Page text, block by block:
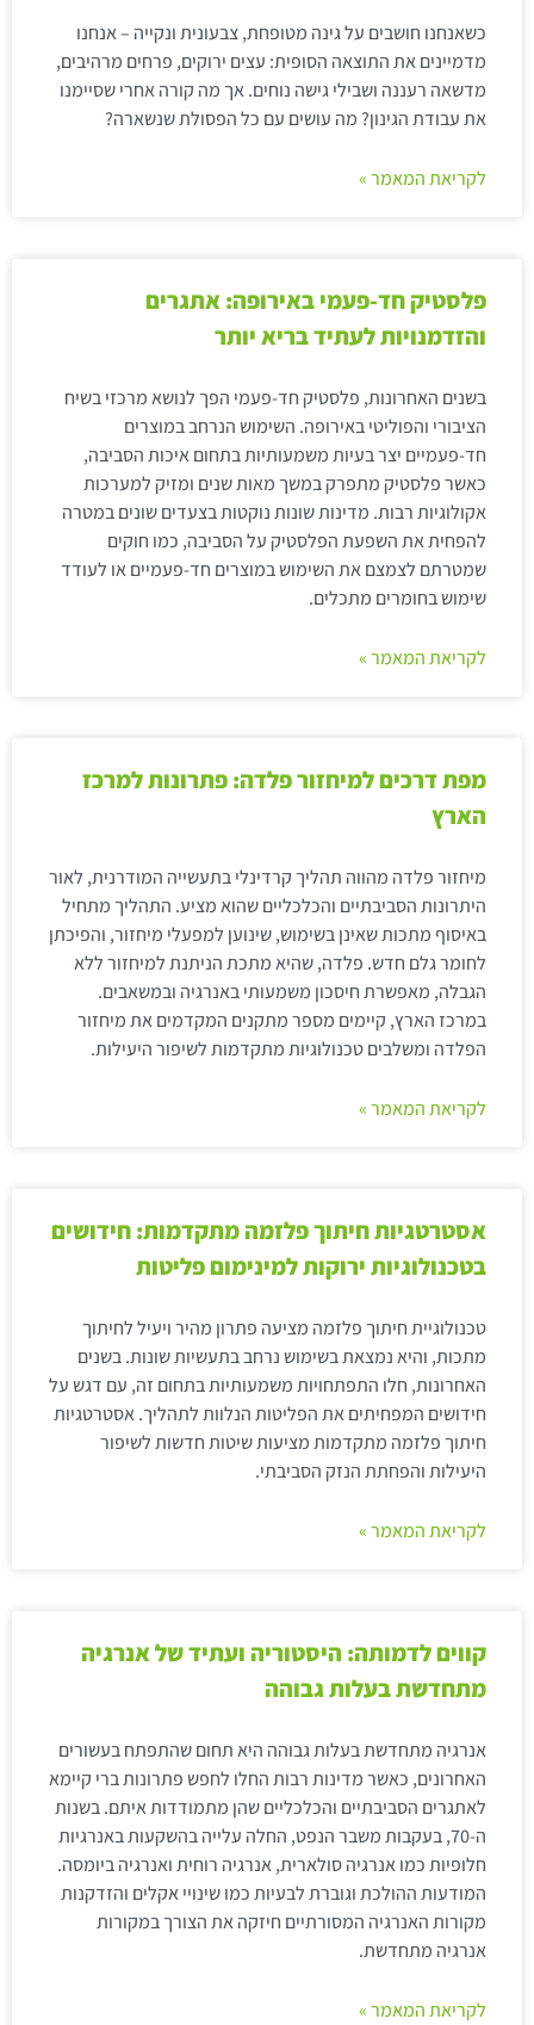
כשאנחנו חושבים על גינה מטופחת, צבעונית ונקייה – אנחנו
מדמיינים את התוצאה הסופית: עצים ירוקים, פרחים מרהיבים,
מדשאה רעננה ושבילי גישה נוחים. אך מה קורה אחרי שסיימנו
את עבודת הגינון? מה עושים עם כל הפסולת שנשארה?
לקריאת המאמר »
פלסטיק חד-פעמי באירופה: אתגרים
והזדמנויות לעתיד בריא יותר
בשנים האחרונות, פלסטיק חד-פעמי הפך לנושא מרכזי בשיח
הציבורי והפוליטי באירופה. השימוש הנרחב במוצרים
חד-פעמיים יצר בעיות משמעותיות בתחום איכות הסביבה,
כאשר פלסטיק מתפרק במשך מאות שנים ומזיק למערכות
אקולוגיות רבות. מדינות שונות נוקטות בצעדים שונים במטרה
להפחית את השפעת הפלסטיק על הסביבה, כמו חוקים
שמטרתם לצמצם את השימוש במוצרים חד-פעמיים או לעודד
שימוש בחומרים מתכלים.
לקריאת המאמר »
מפת דרכים למיחזור פלדה: פתרונות למרכז
הארץ
מיחזור פלדה מהווה תהליך קרדינלי בתעשייה המודרנית, לאור
היתרונות הסביבתיים והכלכליים שהוא מציע. התהליך מתחיל
באיסוף מתכות שאינן בשימוש, שינוען למפעלי מיחזור, והפיכתן
לחומר גלם חדש. פלדה, שהיא מתכת הניתנת למיחזור ללא
הגבלה, מאפשרת חיסכון משמעותי באנרגיה ובמשאבים.
במרכז הארץ, קיימים מספר מתקנים המקדמים את מיחזור
הפלדה ומשלבים טכנולוגיות מתקדמות לשיפור היעילות.
לקריאת המאמר »
אסטרטגיות חיתוך פלזמה מתקדמות: חידושים
בטכנולוגיות ירוקות למינימום פליטות
טכנולוגיית חיתוך פלזמה מציעה פתרון מהיר ויעיל לחיתוך
מתכות, והיא נמצאת בשימוש נרחב בתעשיות שונות. בשנים
האחרונות, חלו התפתחויות משמעותיות בתחום זה, עם דגש על
חידושים המפחיתים את הפליטות הנלוות לתהליך. אסטרטגיות
חיתוך פלזמה מתקדמות מציעות שיטות חדשות לשיפור
היעילות והפחתת הנזק הסביבתי.
לקריאת המאמר »
קווים לדמותה: היסטוריה ועתיד של אנרגיה
מתחדשת בעלות גבוהה
אנרגיה מתחדשת בעלות גבוהה היא תחום שהתפתח בעשורים
האחרונים, כאשר מדינות רבות החלו לחפש פתרונות ברי קיימא
לאתגרים הסביבתיים והכלכליים שהן מתמודדות איתם. בשנות
ה-70, בעקבות משבר הנפט, החלה עלייה בהשקעות באנרגיות
חלופיות כמו אנרגיה סולארית, אנרגיה רוחית ואנרגיה ביומסה.
המודעות ההולכת וגוברת לבעיות כמו שינויי אקלים והזדקנות
מקורות האנרגיה המסורתיים חיזקה את הצורך במקורות
אנרגיה מתחדשת.
לקריאת המאמר »